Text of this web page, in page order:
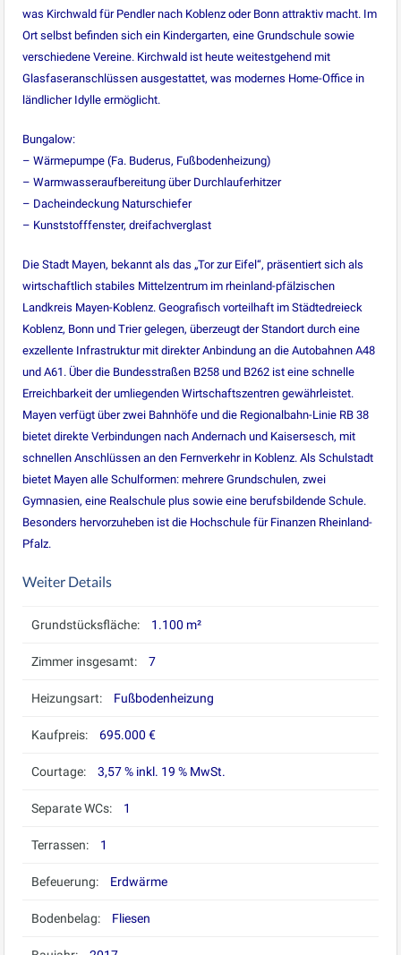
was Kirchwald für Pendler nach Koblenz oder Bonn attraktiv macht. Im
Ort selbst befinden sich ein Kindergarten, eine Grundschule sowie
verschiedene Vereine. Kirchwald ist heute weitestgehend mit
Glasfaseranschlüssen ausgestattet, was modernes Home-Office in
ländlicher Idylle ermöglicht.
Bungalow:
– Wärmepumpe (Fa. Buderus, Fußbodenheizung)
– Warmwasseraufbereitung über Durchlauferhitzer
– Dacheindeckung Naturschiefer
– Kunststofffenster, dreifachverglast
Die Stadt Mayen, bekannt als das „Tor zur Eifel“, präsentiert sich als
wirtschaftlich stabiles Mittelzentrum im rheinland-pfälzischen
Landkreis Mayen-Koblenz. Geografisch vorteilhaft im Städtedreieck
Koblenz, Bonn und Trier gelegen, überzeugt der Standort durch eine
exzellente Infrastruktur mit direkter Anbindung an die Autobahnen A48
und A61. Über die Bundesstraßen B258 und B262 ist eine schnelle
Erreichbarkeit der umliegenden Wirtschaftszentren gewährleistet.
Mayen verfügt über zwei Bahnhöfe und die Regionalbahn-Linie RB 38
bietet direkte Verbindungen nach Andernach und Kaisersesch, mit
schnellen Anschlüssen an den Fernverkehr in Koblenz. Als Schulstadt
bietet Mayen alle Schulformen: mehrere Grundschulen, zwei
Gymnasien, eine Realschule plus sowie eine berufsbildende Schule.
Besonders hervorzuheben ist die Hochschule für Finanzen Rheinland-
Pfalz.
Weiter Details
Grundstücksfläche: 1.100 m²
Zimmer insgesamt: 7
Heizungsart: Fußbodenheizung
Kaufpreis: 695.000 €
Courtage: 3,57 % inkl. 19 % MwSt.
Separate WCs: 1
Terrassen: 1
Befeuerung: Erdwärme
Bodenbelag: Fliesen